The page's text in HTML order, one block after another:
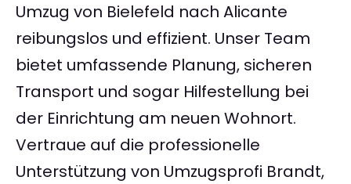
Umzug von Bielefeld nach Alicante
reibungslos und effizient. Unser Team
bietet umfassende Planung, sicheren
Transport und sogar Hilfestellung bei
der Einrichtung am neuen Wohnort.
Vertraue auf die professionelle
Unterstützung von Umzugsprofi Brandt,